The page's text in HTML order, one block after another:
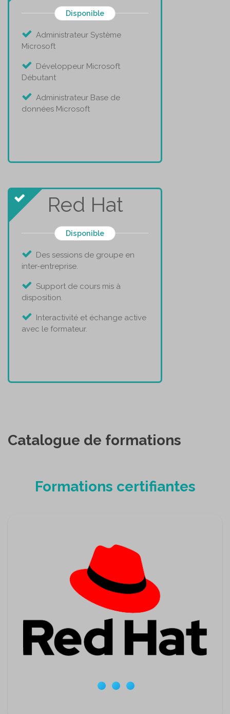
Disponible
Administrateur Système
Microsoft
Développeur Microsoft
Débutant
Administrateur Base de
données Microsoft
Red Hat
Disponible
Des sessions de groupe en
inter-entreprise.
Support de cours mis à
disposition.
Interactivité et échange active
avec le formateur.
Catalogue de formations
Formations certifiantes